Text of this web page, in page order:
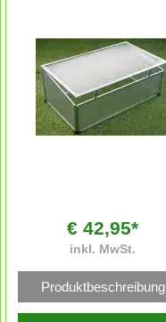
€ 42,95*
inkl. MwSt.
Produktbeschreibung